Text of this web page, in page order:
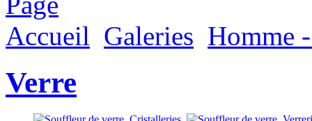
Accueil Galeries Homme
Verre